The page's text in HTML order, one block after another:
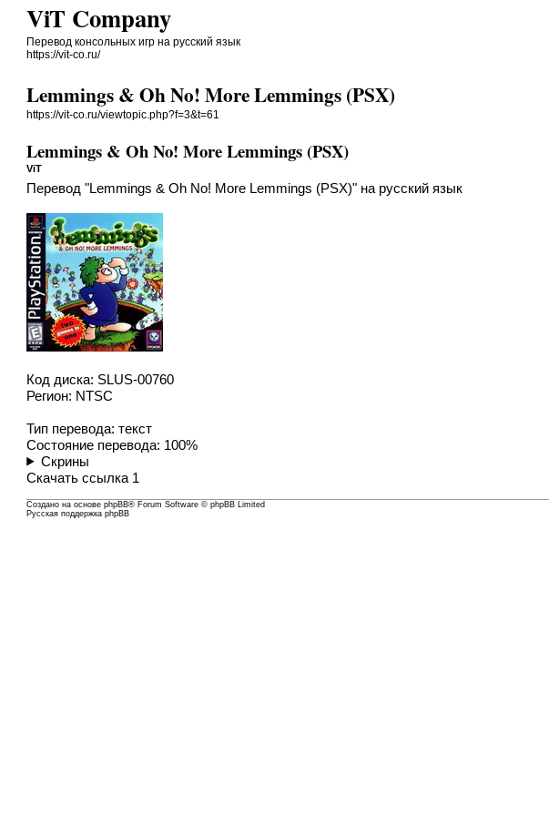
ViT Company
Перевод консольных игр на русский язык
https://vit-co.ru/
Lemmings & Oh No! More Lemmings (PSX)
https://vit-co.ru/viewtopic.php?f=3&t=61
Lemmings & Oh No! More Lemmings (PSX)
ViT
Перевод "Lemmings & Oh No! More Lemmings (PSX)" на русский язык
Код диска: SLUS-00760
Регион: NTSC
Тип перевода: текст
Состояние перевода: 100%
Скрины
Скачатьссылка 1
Создано на основеphpBB® Forum Software © phpBB Limited
Русская поддержка phpBB